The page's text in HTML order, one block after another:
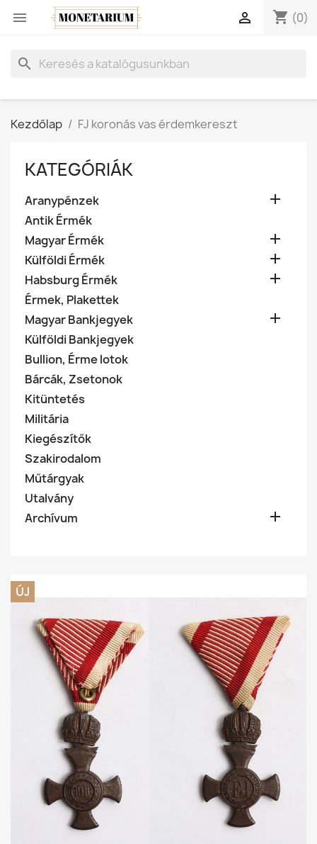
 shopping_cart (0)

search
Kezdőlap FJ koronás vas érdemkereszt
KATEGÓRIÁK
Aranypénzek 
Antik Érmék
Magyar Érmék

Külföldi Érmék 
Habsburg Érmék 
Érmek, Plakettek
Magyar Bankjegyek

Külföldi Bankjegyek
Bullion, Érme lotok
Bárcák, Zsetonok
Kitüntetés
Militária
Kiegészítők
Szakirodalom
Műtárgyak
Utalvány
Archívum

ÚJ